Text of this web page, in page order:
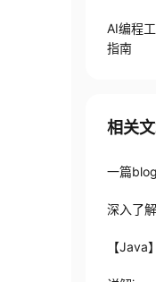
AI编程
指南
相关
一篇
深入了
【Java